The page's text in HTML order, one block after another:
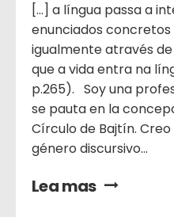
[…] a língua passa a
enunciados
igualmente através
que a vida entra na
p.265). Soy una
se pauta en la
Círculo de Bajtín.
género discursivo...
Lea mas